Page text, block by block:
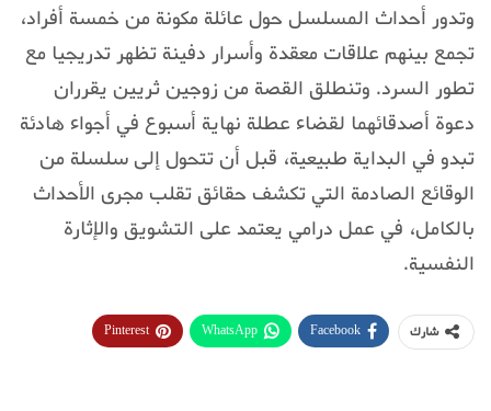
وتدور أحداث المسلسل حول عائلة مكونة من خمسة أفراد،
تجمع بينهم علاقات معقدة وأسرار دفينة تظهر تدريجيا مع
تطور السرد. وتنطلق القصة من زوجين ثريين يقرران
دعوة أصدقائهما لقضاء عطلة نهاية أسبوع في أجواء هادئة
تبدو في البداية طبيعية، قبل أن تتحول إلى سلسلة من
الوقائع الصادمة التي تكشف حقائق تقلب مجرى الأحداث
بالكامل، في عمل درامي يعتمد على التشويق والإثارة
النفسية.
شارك Facebook
WhatsApp
Pinterest